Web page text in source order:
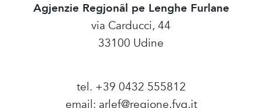
Agjenzie Regjonâl pe Lenghe Furlane
via Carducci, 44
33100 Udine
tel. +39 0432 555812
email: arlef@regione.fvg.it